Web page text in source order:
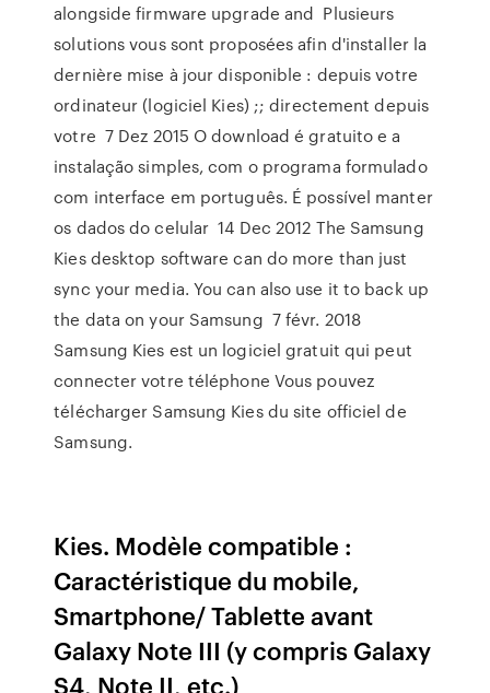
alongside firmware upgrade and Plusieurs
solutions vous sont proposées afin d'installer la
dernière mise à jour disponible : depuis votre
ordinateur (logiciel Kies) ;; directement depuis
votre 7 Dez 2015 O download é gratuito e a
instalação simples, com o programa formulado
com interface em português. É possível manter
os dados do celular 14 Dec 2012 The Samsung
Kies desktop software can do more than just
sync your media. You can also use it to back up
the data on your Samsung 7 févr. 2018
Samsung Kies est un logiciel gratuit qui peut
connecter votre téléphone Vous pouvez
télécharger Samsung Kies du site officiel de
Samsung.
Kies. Modèle compatible :
Caractéristique du mobile,
Smartphone/ Tablette avant
Galaxy Note III (y compris Galaxy
S4, Note II, etc.)